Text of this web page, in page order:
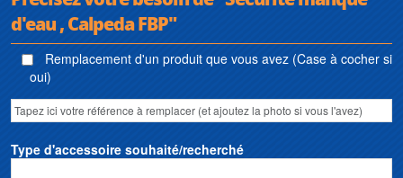
d'eau , Calpeda FBP"
Remplacement d'un produit que vous avez (Case à cocher si
oui)
Type d'accessoire souhaité/recherché